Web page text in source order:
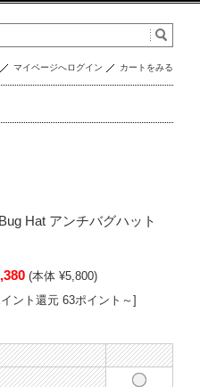
マイページへログイン カートをみる
Hat アンチバグハット
(本体 ¥5,800)
ント還元 63ポイント～]